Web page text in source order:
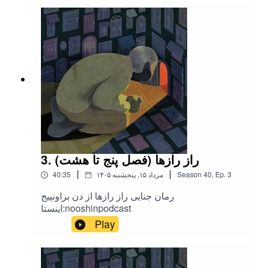
3. راز رازها (فصل پنج تا هشت)
40:35 | ۱۴۰۵ مرداد ۱۵, پنجشنبه | Season 40, Ep. 3
رمان جنایی راز رازها از دن براونپیج
اینستا:nooshinpodcast
Play